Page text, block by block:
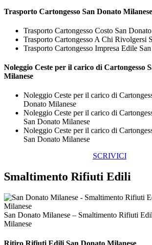
Trasporto Cartongesso San Donato Milanese
Trasporto Cartongesso Costo San
Trasporto Cartongesso A Chi Rivolgersi
Trasporto Cartongesso Impresa Edile
Noleggio Ceste per il carico di Cartongesso
Milanese
Noleggio Ceste per il carico di
Donato Milanese
Noleggio Ceste per il carico di
San Donato Milanese
Noleggio Ceste per il carico di
San Donato Milanese
SCRIVICI
Smaltimento Rifiuti Edili
San Donato Milanese – Smaltimento Rifiuti
Milanese
Ritiro Rifiuti Edili San Donato Milanese